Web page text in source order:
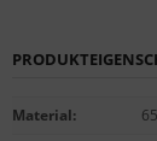
Material: